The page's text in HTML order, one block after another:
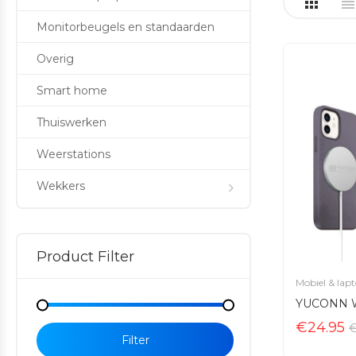
Mobiel &
YUCONN
€24.95
Monitorbeugels en standaarden
Overig
Smart home
Thuiswerken
Weerstations
Wekkers
Product Filter
Min
price
Max
price
Filter